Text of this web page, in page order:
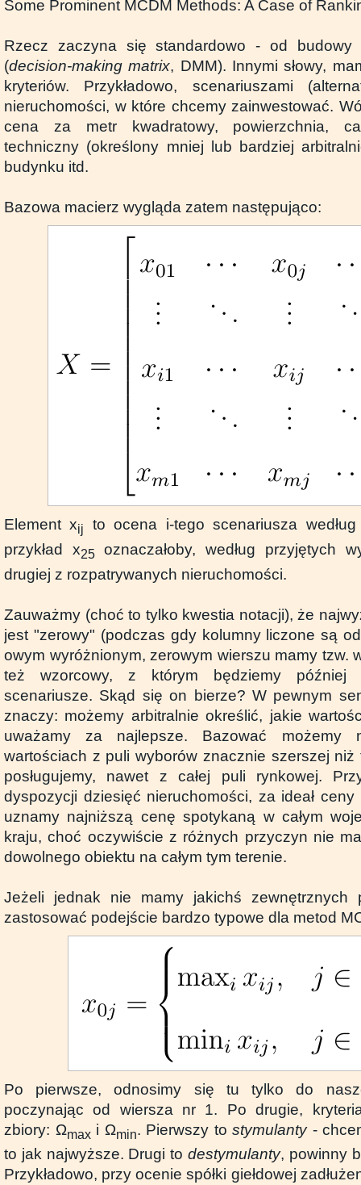
Some Prominent MCDM Methods: A Case of
Rzecz zaczyna się standardowo - od budowy
(decision-making matrix, DMM). Innymi słowy,
kryteriów. Przykładowo, scenariuszami
nieruchomości, w które chcemy zainwestować.
cena za metr kwadratowy, powierzchnia,
techniczny (określony mniej lub bardziej
budynku itd.
Bazowa macierz wygląda zatem następująco:
Element xij
to ocena i-tego scenariusza
przykład x25
oznaczałoby, według przyjętych
drugiej z rozpatrywanych nieruchomości.
Zauważmy (choć to tylko kwestia notacji), że
jest "zerowy" (podczas gdy kolumny liczone są
owym wyróżnionym, zerowym wierszu mamy tzw.
też wzorcowy, z którym będziemy później
scenariusze. Skąd się on bierze? W pewnym
znaczy: możemy arbitralnie określić, jakie
uważamy za najlepsze. Bazować możemy
wartościach z puli wyborów znacznie szerszej
posługujemy, nawet z całej puli rynkowej.
dyspozycji dziesięć nieruchomości, za ideał
uznamy najniższą cenę spotykaną w całym
kraju, choć oczywiście z różnych przyczyn nie
dowolnego obiektu na całym tym terenie.
Jeżeli jednak nie mamy jakichś zewnętrznych
zastosować podejście bardzo typowe dla metod
Po pierwsze, odnosimy się tu tylko do
poczynając od wiersza nr 1. Po drugie,
zbiory: Ωmaxi Ωmin. Pierwszy to stymulanty-
to jak najwyższe. Drugi to destymulanty, powinny
Przykładowo, przy ocenie spółki giełdowej